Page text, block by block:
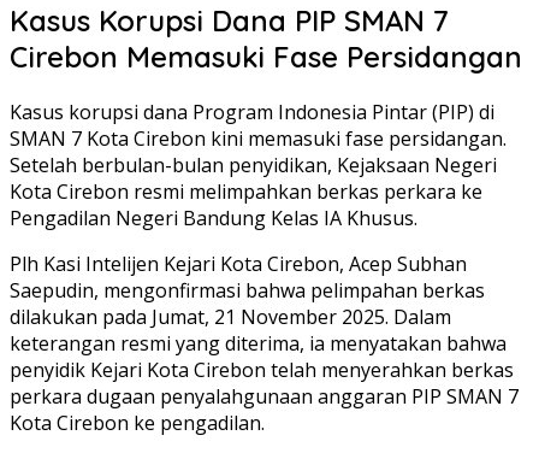
Kasus Korupsi Dana PIP SMAN 7
Cirebon Memasuki Fase Persidangan
Kasus korupsi dana Program Indonesia Pintar (PIP) di
SMAN 7 Kota Cirebon kini memasuki fase persidangan.
Setelah berbulan-bulan penyidikan, Kejaksaan Negeri
Kota Cirebon resmi melimpahkan berkas perkara ke
Pengadilan Negeri Bandung Kelas IA Khusus.
Plh Kasi Intelijen Kejari Kota Cirebon, Acep Subhan
Saepudin, mengonfirmasi bahwa pelimpahan berkas
dilakukan pada Jumat, 21 November 2025. Dalam
keterangan resmi yang diterima, ia menyatakan bahwa
penyidik Kejari Kota Cirebon telah menyerahkan berkas
perkara dugaan penyalahgunaan anggaran PIP SMAN 7
Kota Cirebon ke pengadilan.